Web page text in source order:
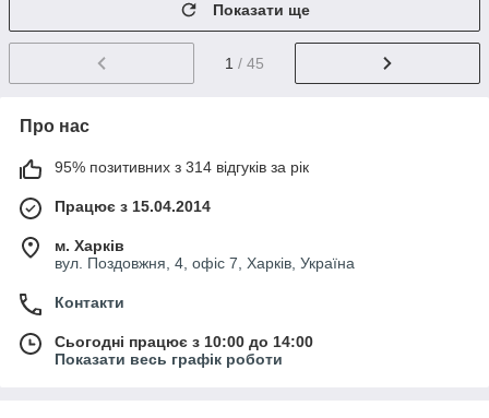
Показати ще
1 / 45
Про нас
95% позитивних з 314 відгуків за рік
Працює з 15.04.2014
м. Харків
вул. Поздовжня, 4, офіс 7, Харків, Україна
Контакти
Сьогодні працює з 10:00 до 14:00
Показати весь графік роботи